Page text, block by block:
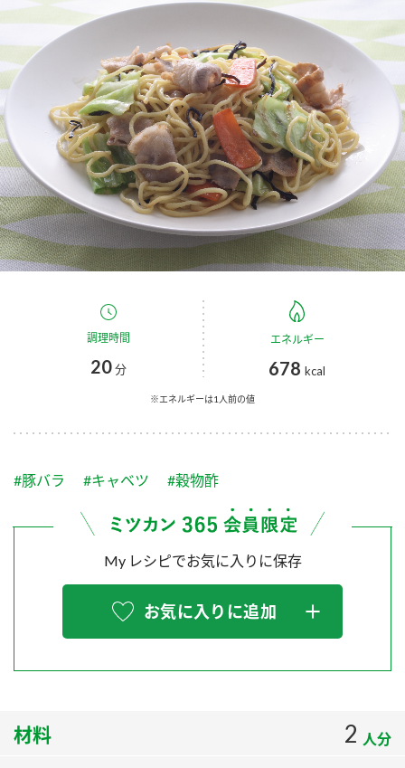
お酢ドリンク ぽん酢
みりん風・料理酒 鍋用調味料
つゆ たれ
スープ 中華
ふりかけ
炊き込みご飯の素 米飯用調味液
新商品一覧
キャンペーン情報
ブランド・スペシャルサイト
ブランド・スペシャルサイト トップ
商品ブランドサイト
Fibee（ファイビー）
くらしプラ酢
お酢ドリンク
つゆ
PIN印
スペシャルサイト
お酢を知ろう！
ぽん酢サワー
企業情報
国内事業概要
企業理念
ミツカンの歴史
ミツカンを知る
環境への取り組み
ZENB initiative
MIM（ミツカンミュージアム）
各部門が大切にしていること
販売終了製品のご案内
よくあるご質問
地図から取り扱い店舗を探す
調理時間
20分
エネルギー
678 kcal
※エネルギーは1人前の値
#豚バラ #キャベツ #穀物酢
My レシピでお気に入りに保存
お気に入りに追加
材料 2 人分